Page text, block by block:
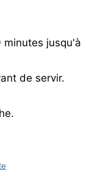
minutes jusqu'à
de servir.